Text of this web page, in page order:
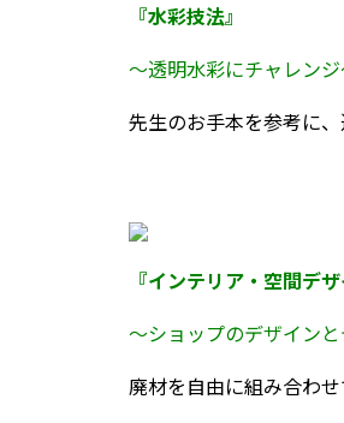
『水彩技法』
～透明水彩にチャレン
先生のお手本を参考に
『インテリア・空間デザ
～ショップのデザイン
廃材を自由に組み合わ